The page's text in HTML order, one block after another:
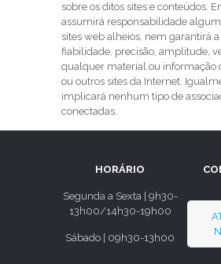
sobre os ditos sites e conteúdos.
assumirá responsabilidade
sites web alheios, nem garantirá
fiabilidade, precisão, amplitude,
qualquer material ou informação
ou outros sites da Internet.
implicará nenhum tipo de
conectadas.
HORÁRIO
Segunda a Sexta | 9h30-
13h00/14h30-19h00
Sábado | 09h30-13h00